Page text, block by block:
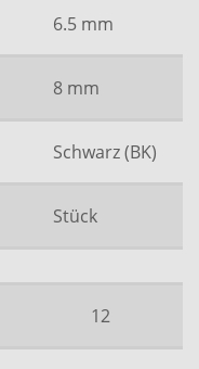
6.5 mm
8 mm
Schwarz (BK)
Stück
12